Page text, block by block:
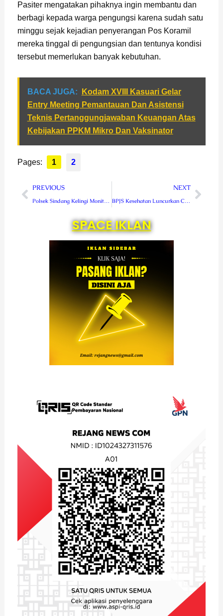
Pasiter mengatakan pihaknya ingin membantu dan
berbagi kepada warga pengungsi karena sudah satu
minggu sejak kejadian penyerangan Pos Koramil
mereka tinggal di pengungsian dan tentunya kondisi
tersebut memerlukan banyak kebutuhan.
BACA JUGA:
Kodam XVIII Kasuari Gelar
Entry Meeting Pemantauan Dan Asistensi
Teknis Pertanggungjawaban Keuangan Atas
Kebijakan PPKM Mikro Dan Vaksinator
Pages: 1 2
Prev
PREVIOUS
Polsek Sindang Kelingi Monitor Penyaluran BLT Desa
NEXT
BPJS Kesehatan Luncurkan Care Center 165, Simplifikasi Rujukan Thalasemia dan Hemofilia Serta Jurnal JKN
Next
SPACE IKLAN